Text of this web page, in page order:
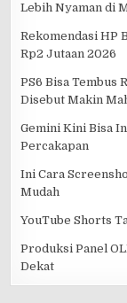
Lebih Nyaman di
Rekomendasi HP
Rp2 Jutaan 2026
PS6 Bisa Tembus
Disebut Makin
Gemini Kini Bisa
Percakapan
Ini Cara
Mudah
YouTube Shorts
Produksi Panel
Dekat